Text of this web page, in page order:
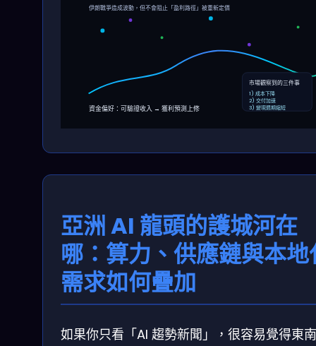
資金偏好：可驗證收入 → 獲利預測上修
伊朗戰爭造成波動，但不會阻止「盈利路徑」被重新定價
市場觀察到的三件事
1) 成本下降
2) 交付加速
3) 變現週期縮短
亞洲 AI 龍頭的護城河在
哪：算力、供應鏈與本地
需求如何疊加
如果你只看「AI 趨勢新聞」，很容易覺得東南